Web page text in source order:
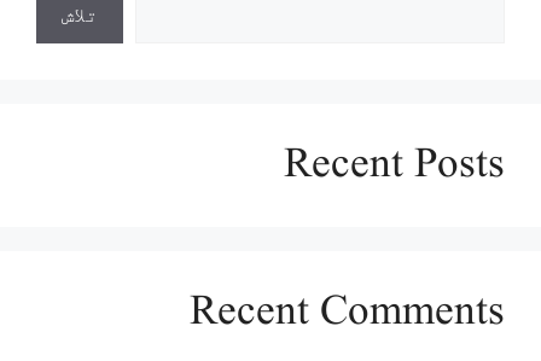
تلاش
Recent Posts
Recent Comments